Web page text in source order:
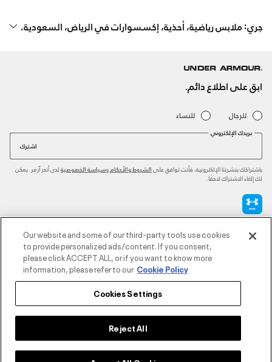
جري: ملابس رياضية، أحذية، إكسسوارات في الرياض، السعودية.
ابق على اطلاع دائم.
للرجال للنساء
بريدك الإلكتروني
اشترك
باشتراكك بنشرتنا الإلكترونية، فأنت توافق على الشروط والأحكام وسياسة الخصوصية لدى أندر آرمر. يمكن
لك إلغاء الاشتراك لاحقًا.
طرق الدفع المعتمدةOur website and some of our third-party tools use cookies
to provide personalized ads/content. If you consent,
please click ACCEPT ALL, or if you want to know more
information, please refer to our Cookie Policy
Cookies Settings
Reject All